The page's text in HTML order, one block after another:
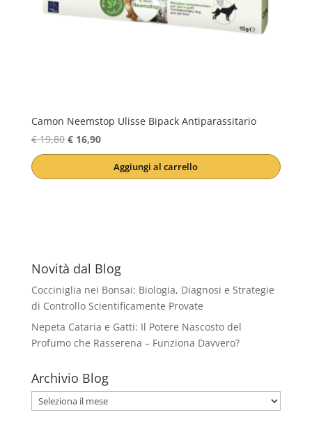
Camon Neemstop Ulisse Bipack Antiparassitario
€19,80 Il
prezzo
€16,90Il
prezzo
attuale
Aggiungi al carrello
Novità dal Blog
Cocciniglia nei Bonsai: Biologia, Diagnosi e Strategie
di Controllo Scientificamente Provate
Nepeta Cataria e Gatti: Il Potere Nascosto del
Profumo che Rasserena – Funziona Davvero?
Archivio Blog
Archivio
Blog